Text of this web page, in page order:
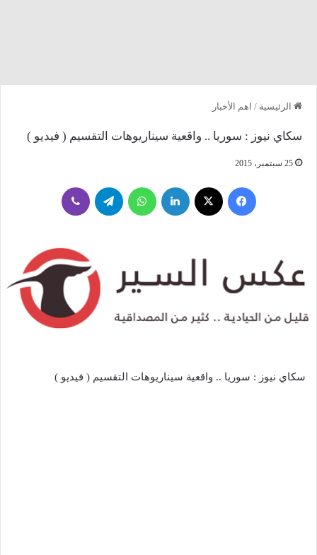
الرئيسية / اهم الأخبار
سكاي نيوز : سوريا .. واقعية سيناريوهات التقسيم ( فيديو )
25 سبتمبر، 2015
فيسبوك لينكدإن واتساب تيلقرام
سكاي نيوز : سوريا .. واقعية سيناريوهات التقسيم ( فيديو )